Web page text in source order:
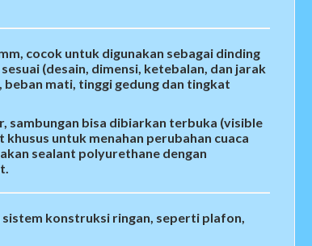
cocok untuk digunakan sebagai dinding
(desain, dimensi, ketebalan, dan jarak
mati, tinggi gedung dan tingkat
sambungan bisa dibiarkan terbuka (visible
untuk menahan perubahan cuaca
sealant polyurethane dengan
konstruksi ringan, seperti plafon,